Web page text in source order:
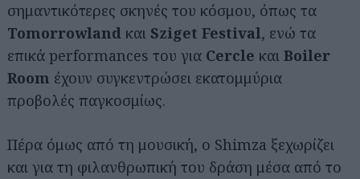
σημαντικότερες σκηνές του κόσμου, όπως τα
Tomorrowland και Sziget Festival, ενώ τα
επικά performances του για Cercle και Boiler
Room έχουν συγκεντρώσει εκατομμύρια
προβολές παγκοσμίως.
Πέρα όμως από τη μουσική, ο Shimza ξεχωρίζει
και για τη φιλανθρωπική του δράση μέσα από το